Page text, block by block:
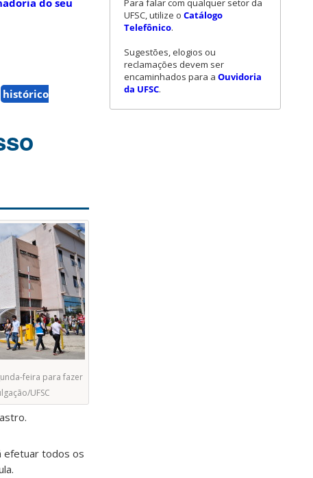
do seu
histórico
feira para fazer
UFSC
efetuar todos os
Para falar com qualquer setor da
UFSC, utilize o Catálogo
Telefônico.
Sugestões, elogios ou
reclamações devem ser
encaminhados para a Ouvidoria
da UFSC.